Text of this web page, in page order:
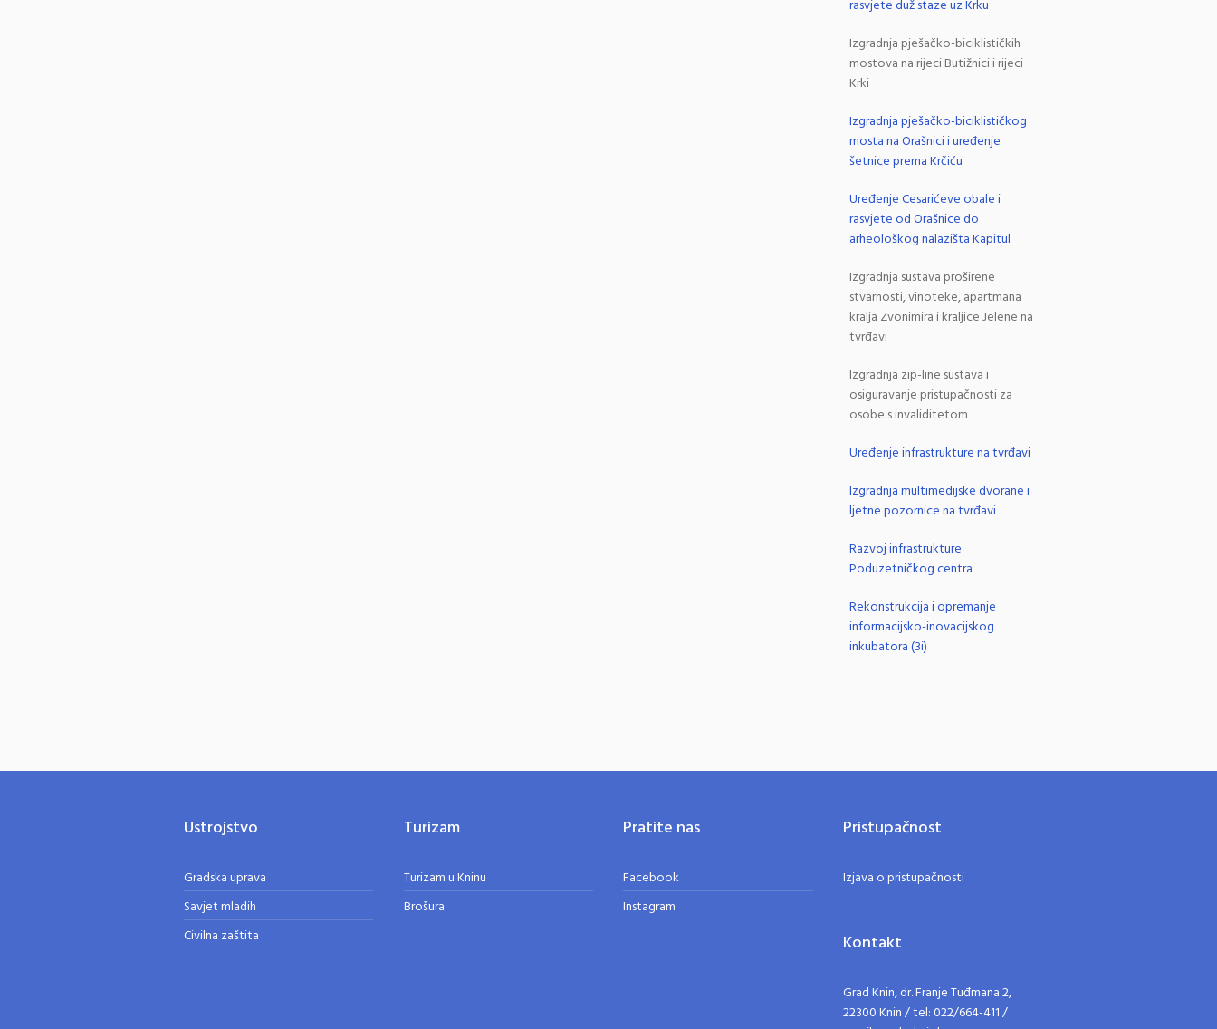
rasvjete duž staze uz Krku
Izgradnja pješačko-biciklističkih
mostova na rijeci Butižnici i rijeci
Krki
Izgradnja pješačko-biciklističkog
mosta na Orašnici i uređenje
šetnice prema Krčiću
Uređenje Cesarićeve obale i
rasvjete od Orašnice do
arheološkog nalazišta Kapitul
Izgradnja sustava proširene
stvarnosti, vinoteke, apartmana
kralja Zvonimira i kraljice Jelene na
tvrđavi
Izgradnja zip-line sustava i
osiguravanje pristupačnosti za
osobe s invaliditetom
Uređenje infrastrukture na tvrđavi
Izgradnja multimedijske dvorane i
ljetne pozornice na tvrđavi
Razvoj infrastrukture
Poduzetničkog centra
Rekonstrukcija i opremanje
informacijsko-inovacijskog
inkubatora (3i)
Ustrojstvo
Gradska uprava
Savjet mladih
Civilna zaštita
Turizam
Turizam u Kninu
Brošura
Pratite nas
Facebook
Instagram
Pristupačnost
Izjava o pristupačnosti
Kontakt
Grad Knin, dr. Franje Tuđmana 2,
22300 Knin / tel: 022/664-411 /